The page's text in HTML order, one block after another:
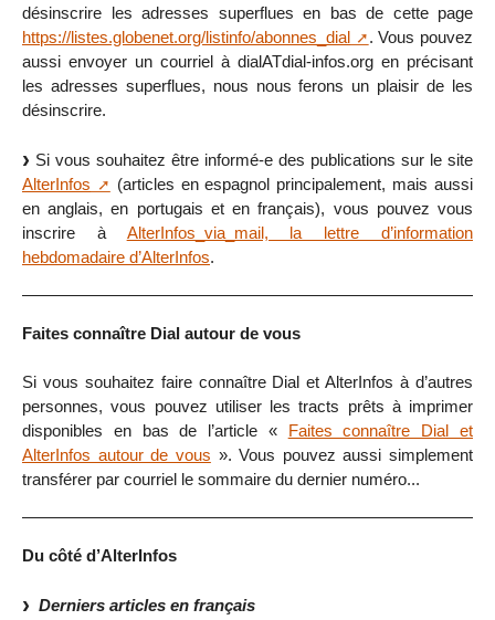
désinscrire les adresses superflues en bas de cette page
https://listes.globenet.org/listinfo/abonnes_dial
. Vous pouvez
aussi envoyer un courriel à dialATdial-infos.org en précisant
les adresses superflues, nous nous ferons un plaisir de les
désinscrire.
Si vous souhaitez être informé-e des publications sur le site
AlterInfos
(articles en espagnol principalement, mais aussi
en anglais, en portugais et en français), vous pouvez vous
inscrire à AlterInfos_via_mail, la lettre d’information
hebdomadaire d’AlterInfos.
Faites connaître Dial autour de vous
Si vous souhaitez faire connaître Dial et AlterInfos à d’autres
personnes, vous pouvez utiliser les tracts prêts à imprimer
disponibles en bas de l’article « Faites connaître Dial et
AlterInfos autour de vous ». Vous pouvez aussi simplement
transférer par courriel le sommaire du dernier numéro...
Du côté d’AlterInfos
Derniers articles en français